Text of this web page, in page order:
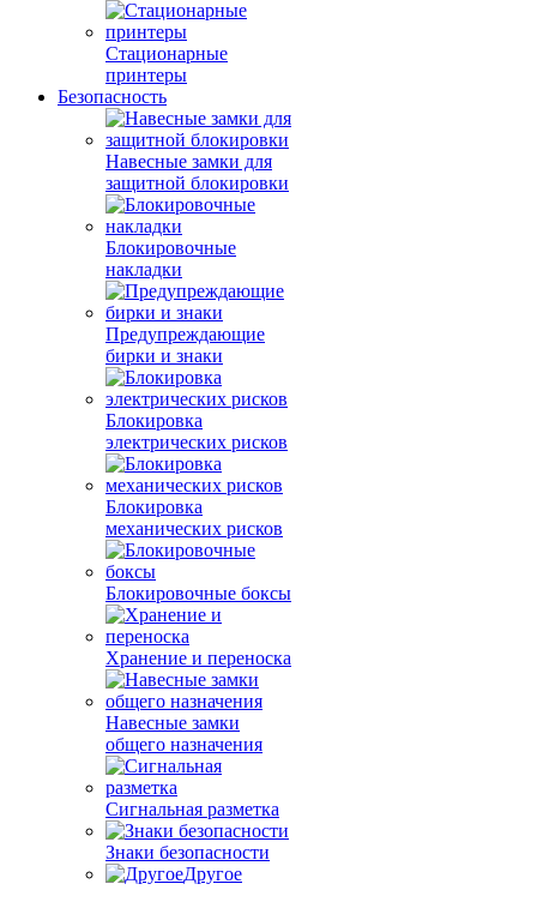
Стационарные
принтеры
Безопасность
Навесные замки для
защитной блокировки
Блокировочные
накладки
Предупреждающие
бирки и знаки
Блокировка
электрических рисков
Блокировка
механических рисков
Блокировочные боксы
Хранение и переноска
Навесные замки
общего назначения
Сигнальная разметка
Знаки безопасности
Другое